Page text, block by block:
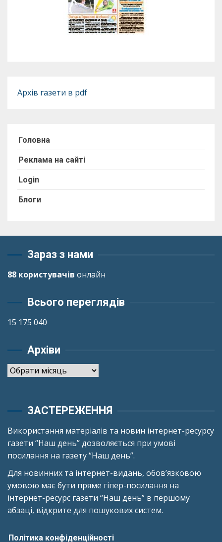
Архів газети в pdf
Головна
Реклама на сайті
Login
Блоги
Зараз з нами
88 користувачів онлайн
Всього переглядів
15 175 040
Архіви
Архіви
ЗАСТЕРЕЖЕННЯ
Використання матеріалів та новин інтернет-ресурсу
газети “Наш день” дозволяється при умові
посилання на газету “Наш день”.
Для новинних та інтернет-видань, обов’язковою
умовою має бути пряме гіпер-посилання на
інтернет-ресурс газети “Наш день” в першому
абзаці, відкрите для пошукових систем.
Політика конфіденційності